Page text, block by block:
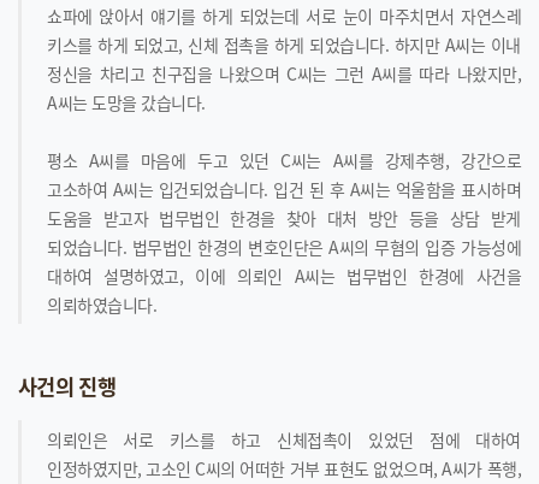
쇼파에 앉아서 얘기를 하게 되었는데 서로 눈이 마주치면서 자연스레
키스를 하게 되었고, 신체 접촉을 하게 되었습니다. 하지만 A씨는 이내
정신을 차리고 친구집을 나왔으며 C씨는 그런 A씨를 따라 나왔지만,
A씨는 도망을 갔습니다.
평소 A씨를 마음에 두고 있던 C씨는 A씨를 강제추행, 강간으로
고소하여 A씨는 입건되었습니다. 입건 된 후 A씨는 억울함을 표시하며
도움을 받고자 법무법인 한경을 찾아 대처 방안 등을 상담 받게
되었습니다. 법무법인 한경의 변호인단은 A씨의 무혐의 입증 가능성에
대하여 설명하였고, 이에 의뢰인 A씨는 법무법인 한경에 사건을
의뢰하였습니다.
사건의 진행
의뢰인은 서로 키스를 하고 신체접촉이 있었던 점에 대하여
인정하였지만, 고소인 C씨의 어떠한 거부 표현도 없었으며, A씨가 폭행,